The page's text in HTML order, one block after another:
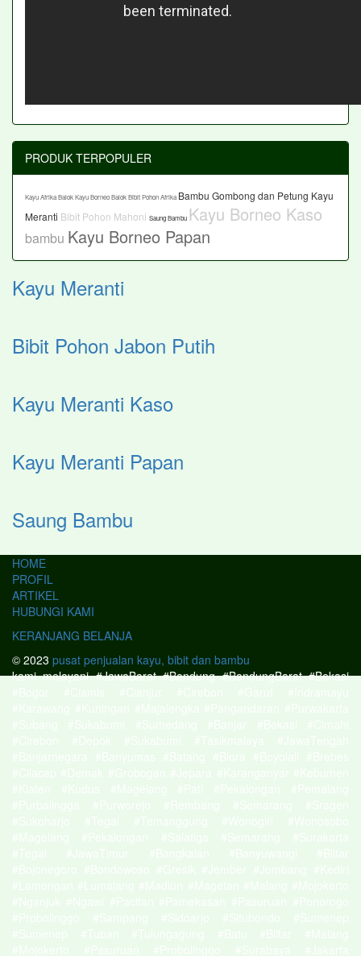
PRODUK TERPOPULER
Kayu Afrika BalokKayu Borneo BalokBibit Pohon Afrika Bambu Gombong dan Petung Kayu
Meranti Bibit Pohon Mahoni Saung Bambu Kayu Borneo Kaso
bambu Kayu Borneo Papan
Kayu Meranti
Bibit Pohon Jabon Putih
Kayu Meranti Kaso
Kayu Meranti Papan
Saung Bambu
HOME
PROFIL
ARTIKEL
HUBUNGI KAMI
KERANJANG BELANJA
© 2023 pusat penjualan kayu, bibit dan bambu
kami melayani #JawaBarat #Bandung #BandungBarat #Bekasi